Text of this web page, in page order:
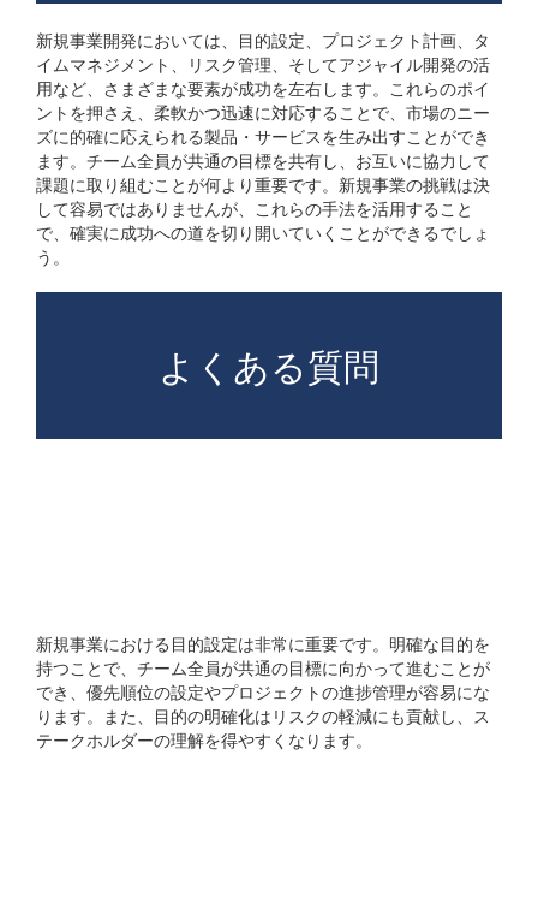
新規事業開発においては、目的設定、プロジェクト計画、タ
イムマネジメント、リスク管理、そしてアジャイル開発の活
用など、さまざまな要素が成功を左右します。これらのポイ
ントを押さえ、柔軟かつ迅速に対応することで、市場のニー
ズに的確に応えられる製品・サービスを生み出すことができ
ます。チーム全員が共通の目標を共有し、お互いに協力して
課題に取り組むことが何より重要です。新規事業の挑戦は決
して容易ではありませんが、これらの手法を活用すること
で、確実に成功への道を切り開いていくことができるでしょ
う。
よくある質問
新規事業における目的設定は非常に重要です。明確な目的を
持つことで、チーム全員が共通の目標に向かって進むことが
でき、優先順位の設定やプロジェクトの進捗管理が容易にな
ります。また、目的の明確化はリスクの軽減にも貢献し、ス
テークホルダーの理解を得やすくなります。